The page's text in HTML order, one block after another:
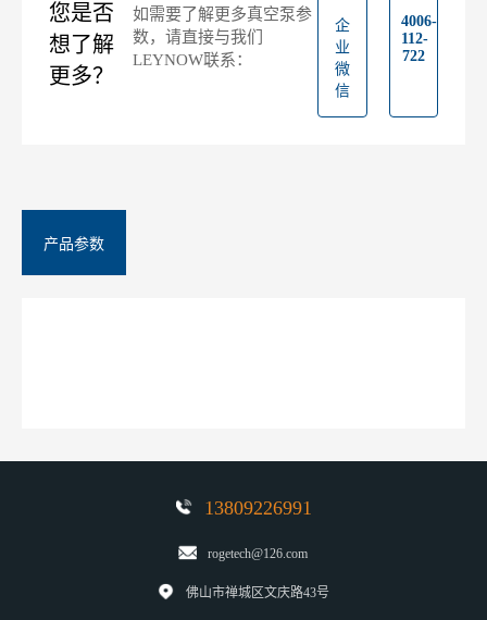
您是否
想了解
更多？
如需要了解更多真空泵参
数，请直接与我们
LEYNOW联系：
企
业
微
信
4006-
112-
722
产品参数
13809226991
rogetech@126.com
佛山市禅城区文庆路43号